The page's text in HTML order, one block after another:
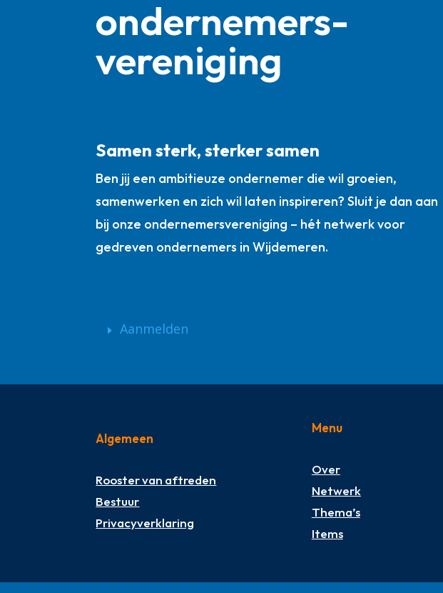
ondernemers­
vereniging
Samen sterk, sterker samen
Ben jij een ambitieuze ondernemer die wil groeien,
samenwerken en zich wil laten inspireren? Sluit je dan aan
bij onze ondernemersvereniging – hét netwerk voor
gedreven ondernemers in Wijdemeren.
Aanmelden
Algemeen
Rooster van aftreden
Bestuur
Privacyverklaring
Menu
Over
Netwerk
Thema’s
Items